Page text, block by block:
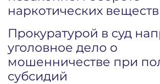
наркотических веществ
Прокуратурой в суд
уголовное дело о
мошенничестве при
субсидий